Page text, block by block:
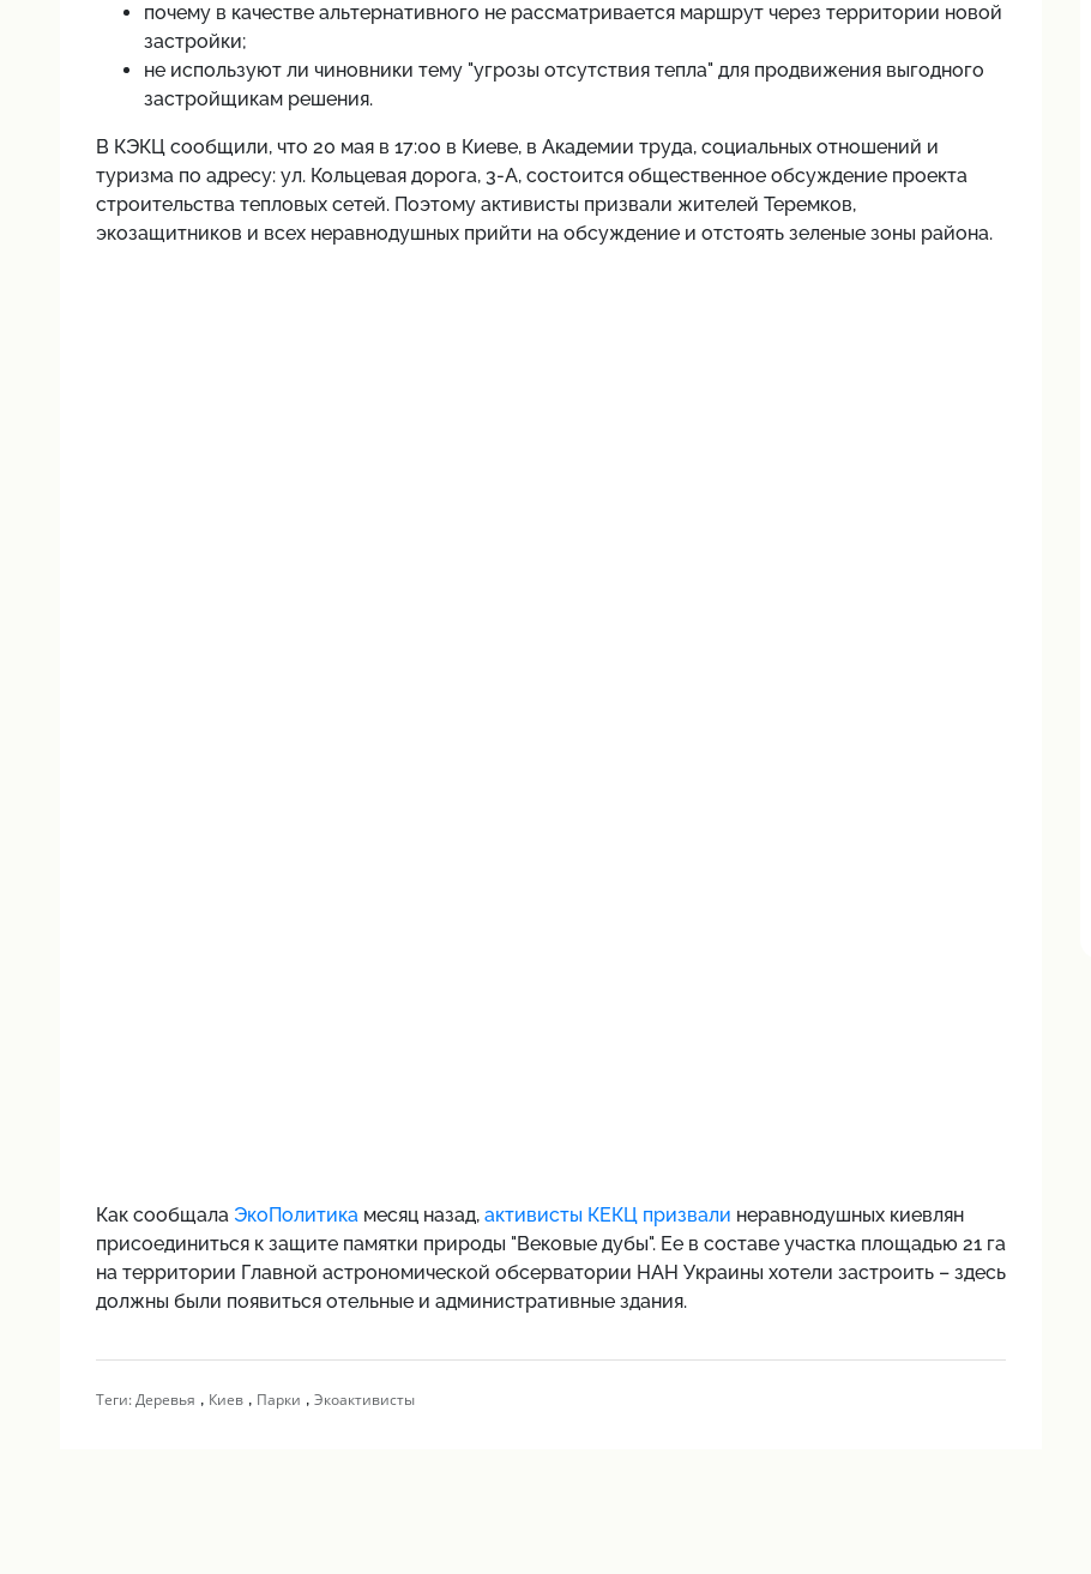
почему в качестве альтернативного не рассматривается маршрут через территории новой
застройки;
не используют ли чиновники тему "угрозы отсутствия тепла" для продвижения выгодного
застройщикам решения.
В КЭКЦ сообщили, что 20 мая в 17:00 в Киеве, в Академии труда, социальных отношений и
туризма по адресу: ул. Кольцевая дорога, 3-А, состоится общественное обсуждение проекта
строительства тепловых сетей. Поэтому активисты призвали жителей Теремков,
экозащитников и всех неравнодушных прийти на обсуждение и отстоять зеленые зоны района.
Как сообщалаЭкоПолитикамесяц назад,активисты КЕКЦ призвали неравнодушных киевлян
присоединиться к защите памятки природы "Вековые дубы". Ее в составе участка площадью 21 га
на территории Главной астрономической обсерватории НАН Украины хотели застроить – здесь
должны были появиться отельные и административные здания.
Теги:Деревья , Киев, Парки , Экоактивисты